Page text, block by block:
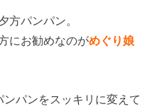
方パンパン。
にお勧めなのがめぐり娘
パンをスッキリに変えて